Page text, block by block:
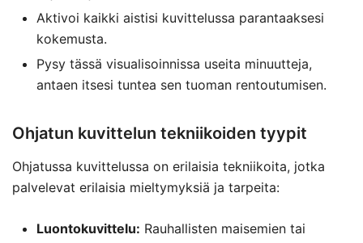
Aktivoi kaikki aistisi kuvittelussa parantaaksesi
kokemusta.
Pysy tässä visualisoinnissa useita minuutteja,
antaen itsesi tuntea sen tuoman rentoutumisen.
Ohjatun kuvittelun tekniikoiden tyypit
Ohjatussa kuvittelussa on erilaisia tekniikoita, jotka
palvelevat erilaisia mieltymyksiä ja tarpeita:
Luontokuvittelu: Rauhallisten maisemien tai